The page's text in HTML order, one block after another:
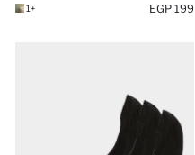
199 EGP
+1